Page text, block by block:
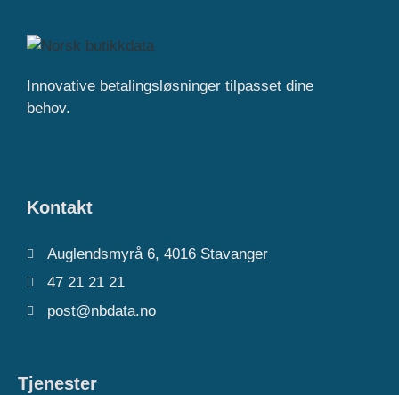
Innovative betalingsløsninger tilpasset dine
behov.
Kontakt
Auglendsmyrå 6, 4016 Stavanger
47 21 21 21
post@nbdata.no
Tjenester